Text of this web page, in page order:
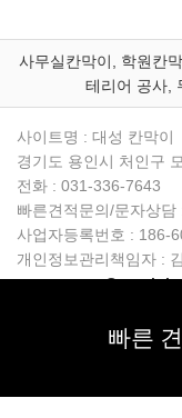
사무실칸막이, 학원칸
테리어 공사,
사이트명 : 대성 칸막이
경기도 용인시 처인구
전화 : 031-336-7643
빠른견적문의/문자상담
사업자등록번호 : 186-
개인정보관리책임자 :
빠른